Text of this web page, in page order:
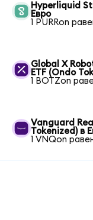
Hyperliquid
Евро
1 PURRon
Global X
ETF (Ondo
1 BOTZon
Vanguard
Tokenized) в
1 VNQon